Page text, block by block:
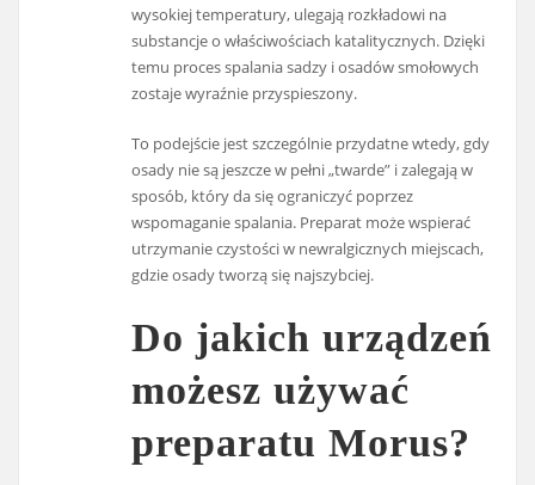
wysokiej temperatury, ulegają rozkładowi na
substancje o właściwościach katalitycznych. Dzięki
temu proces spalania sadzy i osadów smołowych
zostaje wyraźnie przyspieszony.
To podejście jest szczególnie przydatne wtedy, gdy
osady nie są jeszcze w pełni „twarde” i zalegają w
sposób, który da się ograniczyć poprzez
wspomaganie spalania. Preparat może wspierać
utrzymanie czystości w newralgicznych miejscach,
gdzie osady tworzą się najszybciej.
Do jakich urządzeń
możesz używać
preparatu Morus?